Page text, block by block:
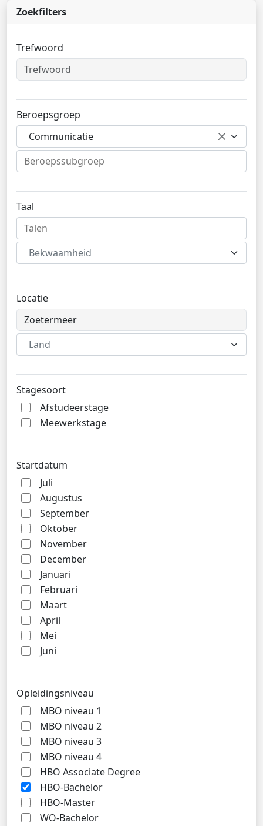
Zoekfilters
Trefwoord
Beroepsgroep
Communicatie
Taal
Bekwaamheid
Locatie
Land
Stagesoort
Afstudeerstage
Meewerkstage
Startdatum
Juli
Augustus
September
Oktober
November
December
Januari
Februari
Maart
April
Mei
Juni
Opleidingsniveau
MBO niveau 1
MBO niveau 2
MBO niveau 3
MBO niveau 4
HBO Associate Degree
HBO-Bachelor
HBO-Master
WO-Bachelor